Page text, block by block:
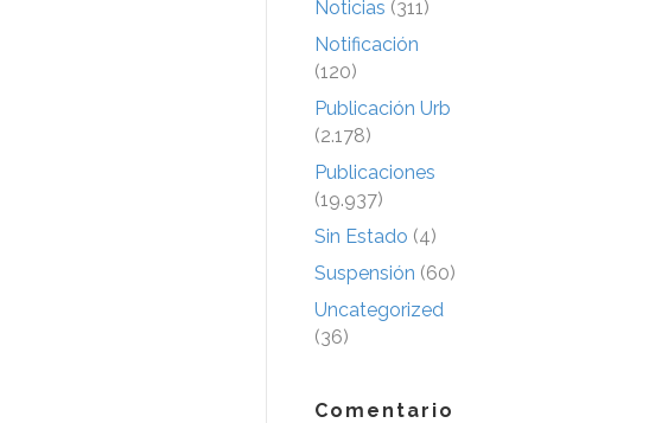
Noticias (311)
Notificación
(120)
Publicación Urb
(2.178)
Publicaciones
(19.937)
Sin Estado (4)
Suspensión (60)
Uncategorized
(36)
Comentario